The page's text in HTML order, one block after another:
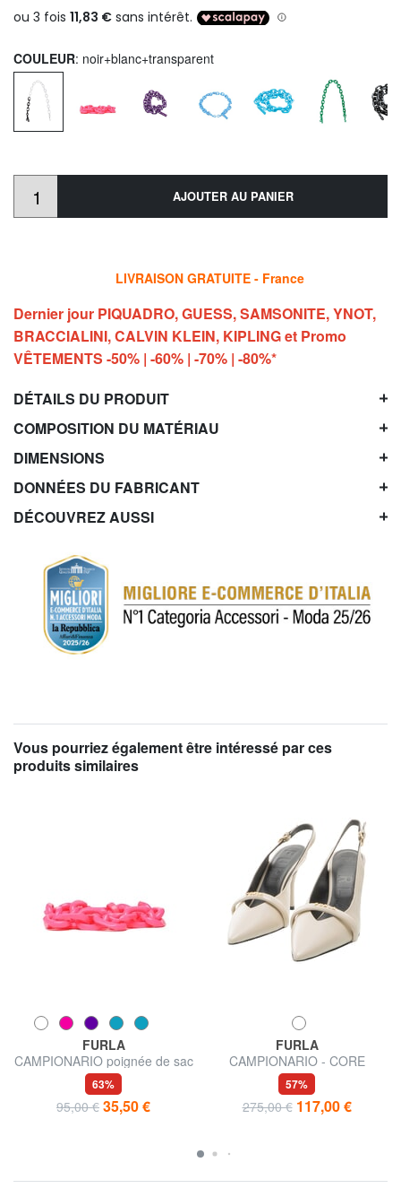
COULEUR: noir+blanc+transparent
AJOUTER AU PANIER
LIVRAISON GRATUITE - France
Dernier jour PIQUADRO, GUESS, SAMSONITE, YNOT,
BRACCIALINI, CALVIN KLEIN, KIPLING et Promo
VÊTEMENTS -50% | -60% | -70% | -80%*
DÉTAILS DU PRODUIT
COMPOSITION DU MATÉRIAU
DIMENSIONS
DONNÉES DU FABRICANT
DÉCOUVREZ AUSSI
Vous pourriez également être intéressé par ces
produits similaires
FURLA
CAMPIONARIO poignée de sac
63%
95,00 € 35,50 €
FURLA
CAMPIONARIO - CORE
chaussures en cuir
57%
275,00 € 117,00 €